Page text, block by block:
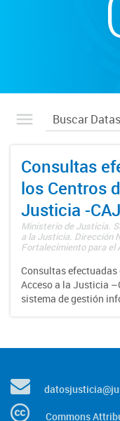
Consultas
los Centros
Justicia -
Ministerio de Justicia.
a la Justicia. Dirección
Fortalecimiento para el
Consultas efectuadas
Acceso a la Justicia
sistema de gestión
Commons